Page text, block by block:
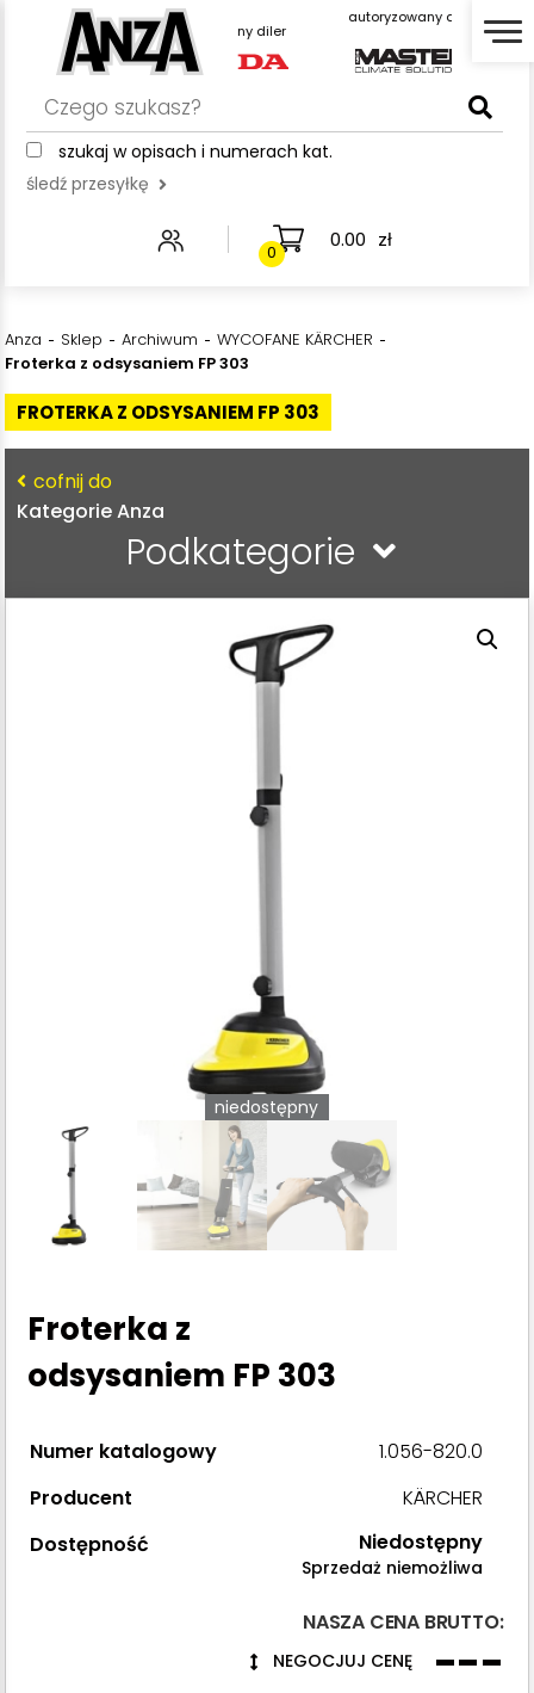
autoryzowany diler
autoryzowany diler
szukaj w opisach i numerach kat.
śledź przesyłkę
0
0.00 zł
Anza Sklep Archiwum
WYCOFANE KÄRCHER
Froterka z odsysaniem FP 303
FROTERKA Z ODSYSANIEM FP 303
Podkategorie
cofnij do
Kategorie Anza
niedostępny
Froterka z
odsysaniem FP 303
Numer katalogowy
1.056-820.0
Producent
KÄRCHER
Dostępność
Niedostępny
Sprzedaż niemożliwa
NASZA CENA BRUTTO:
NEGOCJUJ CENĘ ---